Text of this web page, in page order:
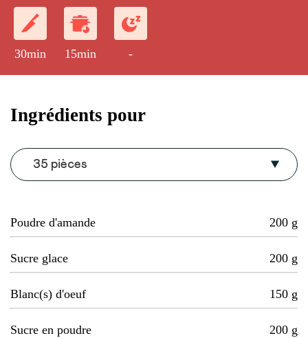
30min 15min -
Ingrédients pour
35 pièces
Poudre d'amande 200 g
Sucre glace 200 g
Blanc(s) d'oeuf 150 g
Sucre en poudre 200 g